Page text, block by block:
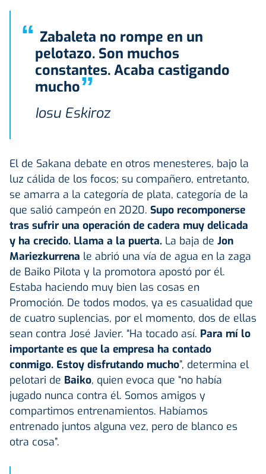
“ Zabaleta no rompe en un
pelotazo. Son muchos
constantes. Acaba castigando
mucho”
Iosu Eskiroz
El de Sakana debate en otros menesteres, bajo la
luz cálida de los focos; su compañero, entretanto,
se amarra a la categoría de plata, categoría de la
que salió campeón en 2020. Supo recomponerse
tras sufrir una operación de cadera muy delicada
y ha crecido. Llama a la puerta. La baja de Jon
Mariezkurrena le abrió una vía de agua en la zaga
de Baiko Pilota y la promotora apostó por él.
Estaba haciendo muy bien las cosas en
Promoción. De todos modos, ya es casualidad que
de cuatro suplencias, por el momento, dos de ellas
sean contra José Javier. “Ha tocado así. Para mí lo
importante es que la empresa ha contado
conmigo. Estoy disfrutando mucho”, determina el
pelotari de Baiko, quien evoca que “no había
jugado nunca contra él. Somos amigos y
compartimos entrenamientos. Habíamos
entrenado juntos alguna vez, pero de blanco es
otra cosa”.